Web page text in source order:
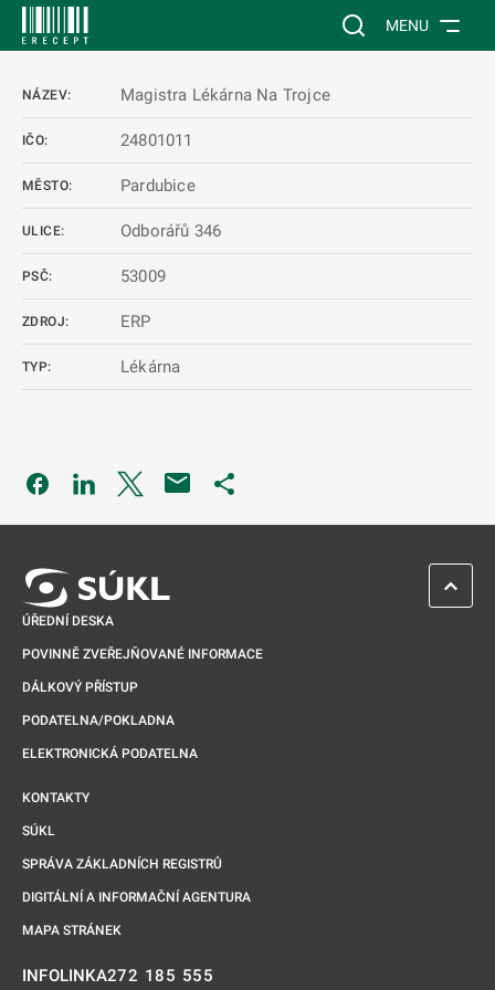
Vyhledávání na
MENU
NÁZEV: Magistra Lékárna Na Trojce
IČO: 24801011
MĚSTO: Pardubice
ULICE: Odborářů 346
PSČ: 53009
ZDROJ: ERP
TYP: Lékárna
Odkaz se otevře na nové kartě
Odkaz se otevře na nové kartě
Odkaz se otevře na nové kartě
ÚŘEDNÍ DESKA
POVINNĚ ZVEŘEJŇOVANÉ INFORMACE
DÁLKOVÝ PŘÍSTUP
PODATELNA/POKLADNA
ELEKTRONICKÁ PODATELNA
KONTAKTY
SÚKL
SPRÁVA ZÁKLADNÍCH REGISTRŮ
DIGITÁLNÍ A INFORMAČNÍ AGENTURA
MAPA STRÁNEK
INFOLINKA272 185 555
ZPĚT